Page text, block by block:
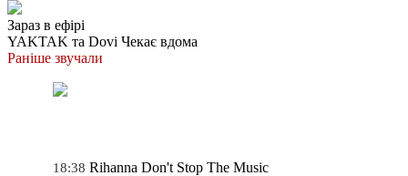
Зараз в ефірі
YAKTAK та Dovi Чекає вдома
Раніше звучали
18:38 Rihanna Don't Stop The Music